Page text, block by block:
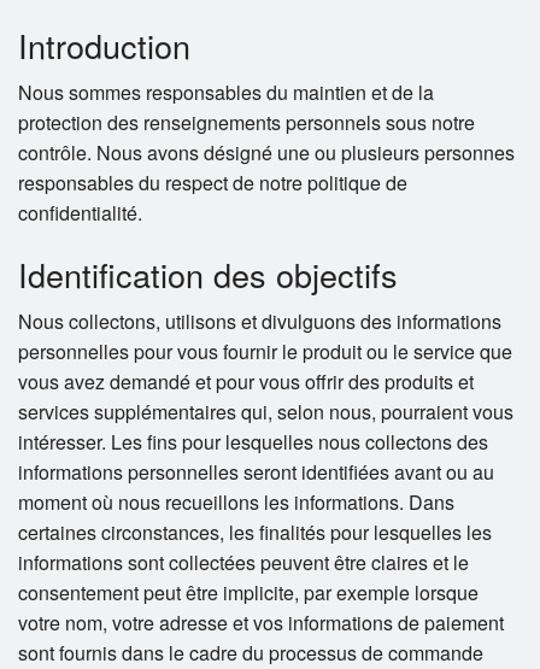
Introduction
Nous sommes responsables du maintien et de la
protection des renseignements personnels sous notre
contrôle. Nous avons désigné une ou plusieurs personnes
responsables du respect de notre politique de
confidentialité.
Identification des objectifs
Nous collectons, utilisons et divulguons des informations
personnelles pour vous fournir le produit ou le service que
vous avez demandé et pour vous offrir des produits et
services supplémentaires qui, selon nous, pourraient vous
intéresser. Les fins pour lesquelles nous collectons des
informations personnelles seront identifiées avant ou au
moment où nous recueillons les informations. Dans
certaines circonstances, les finalités pour lesquelles les
informations sont collectées peuvent être claires et le
consentement peut être implicite, par exemple lorsque
votre nom, votre adresse et vos informations de paiement
sont fournis dans le cadre du processus de commande